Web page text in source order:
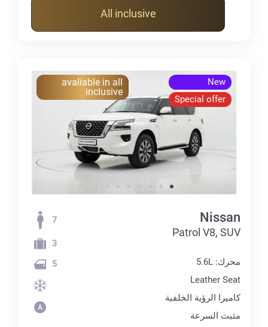
All inclusive
New
Special offer
avaliable in all
inclusive
Nissan
Patrol V8, SUV
محرك: 5.6L
Leather Seat
كاميرا الرؤية الخلفية
مثبت السرعة
7
3
5